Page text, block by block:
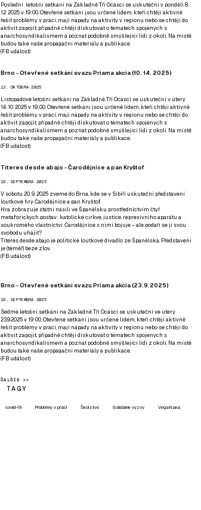
Poslední letošní setkání na Základně Tři Ocásci se uskuteční v ponděli 8.
12. 2025 v 19:00. Otevřené setkání jsou určené lidem, kteří chtějí aktivně
řešit problémy v práci, mají nápady na aktivity v regionu nebo se chtějí do
aktivit zapojit, případně chtějí diskutovat o tématech spojených s
anarchosyndikalismem a poznat podobně smýšlející lidi z okolí. Na místě
budou také naše propagační materiály a publikace.
(FB událost)
Brno - Otevřené setkání svazu Priama akcia (10. 14. 2025)
13. OKTÓBRA 2025
Listopadové letošní setkání na Základně Tři Ocásci se uskuteční v úterý
14. 10. 2025 v 19:00. Otevřené setkání jsou určené lidem, kteří chtějí aktivně
řešit problémy v práci, mají nápady na aktivity v regionu nebo se chtějí do
aktivit zapojit, případně chtějí diskutovat o tématech spojených s
anarchosyndikalismem a poznat podobně smýšlející lidi z okolí. Na místě
budou také naše propagační materiály a publikace.
(FB událost)
Títeres desde abajo - Čarodějnice a pan Kryštof
19. SEPTEMBRA 2025
V sobotu 20. 9. 2025 zveme do Brna, kde se v Sibiři uskuteční představení
loutkové hry Čarodějnice a pan Kryštof.
Hra zobrazuje státní násilí ve Španělsku prostřednictvím čtyř
metaforických postav: katolické církve, justice, represivního aparátu a
soukromého vlastnictví. Čarodějnice s nimi bojuje – ale podaří se jí svou
svobodu uhájit?
Títeres desde abajo je politické loutkové divadlo ze Španělska. Představení
je (téměř) beze zlov.
(FB událost)
Brno - Otevřené setkání svazu Priama akcia (23.9.2025)
19. SEPTEMBRA 2025
Sedmé letošní setkání na Základně Tři Ocásci se uskuteční ve uterý
23.9.2025 v 19:00. Otevřené setkání jsou určené lidem, kteří chtějí aktivně
řešit problémy v práci, mají nápady na aktivity v regionu nebo se chtějí do
aktivit zapojit, případně chtějí diskutovat o tématech spojených s
anarchosyndikalismem a poznat podobně smýšlející lidi z okolí. Na místě
budou také naše propagační materiály a publikace.
(FB událost)
ĎALŠIE >>
TAGY
covid-19 Problémy v práci Školstvo Solidárne výzvy VegaNana